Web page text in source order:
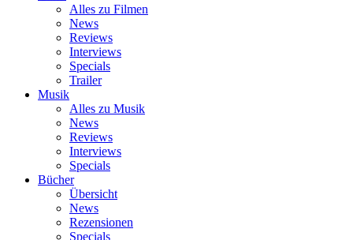
Alles zu Filmen
News
Reviews
Interviews
Specials
Trailer
Musik
Alles zu Musik
News
Reviews
Interviews
Specials
Bücher
Übersicht
News
Rezensionen
Specials